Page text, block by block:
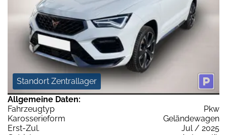
Standort Zentrallager
Allgemeine Daten:
Fahrzeugtyp
Pkw
Karosserieform
Geländewagen
Erst-Zul.
Jul / 2025